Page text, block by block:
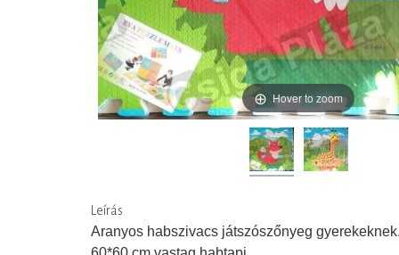
Hover to zoom
Leírás
Aranyos habszivacs játszószőnyeg